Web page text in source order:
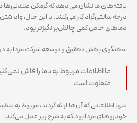
یافته‌های ما نشان می‌دهد که گرمکن صندلی‌ها
درجه سانتی‌گراد کار می‌کنند. با این حال،
دماهای خاص کمی چالش‌برانگیزتر بود.
سخنگوی بخش تحقیق و توسعه شرکت مزدا به
ما اطلاعات مربوط به دما را فاش
متفاوت است.
تنها اطلاعاتی که آن‌ها ارائه کردند، مربوط به
خودروهای مزدا بود که به شرح زیر عمل می‌کند: